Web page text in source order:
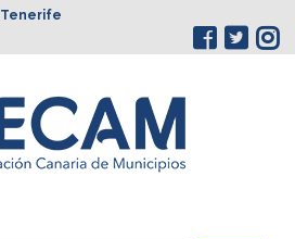
Tenerife